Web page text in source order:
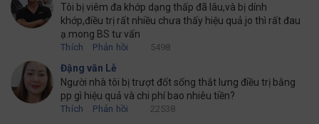
Tôi bị viêm đa khớp dạng thấp đã lâu,và bị dính
khớp,điều trị rất nhiều chưa thấy hiệu quả.jo thì rất đau
ạ.mong BS tư vấn
Thích Phản hồi 5498
Đậng văn Lễ
Người nhà tôi bị trượt đốt sống thắt lưng điều trị bằng
pp gì hiệu quả và chi phí bao nhiêu tiền?
Thích Phản hồi 22538